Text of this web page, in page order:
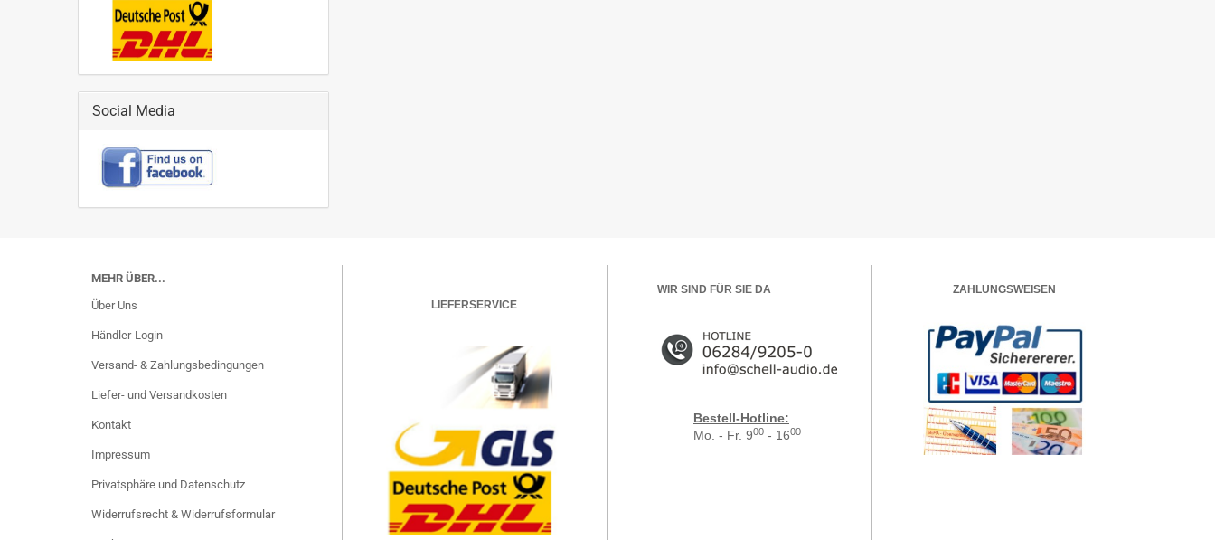
Social Media
MEHR ÜBER...
Über Uns
Händler-Login
Versand- & Zahlungsbedingungen
Liefer- und Versandkosten
Kontakt
Impressum
Privatsphäre und Datenschutz
Widerrufsrecht & Widerrufsformular
LIEFERSERVICE
WIR SIND FÜR SIE DA
Bestell-Hotline:
Mo. - Fr. 900 - 1600
ZAHLUNGSWEISEN